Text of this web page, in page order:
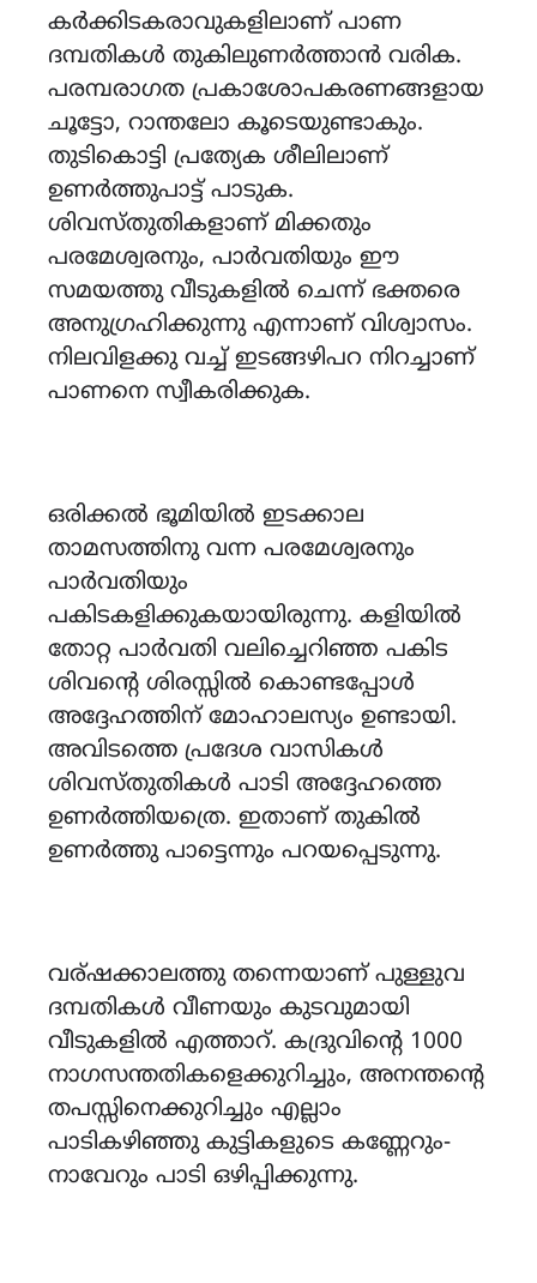
കർക്കിടകരാവുകളിലാണ് പാണ
ദമ്പതികൾ തുകിലുണർത്താൻ വരിക.
പരമ്പരാഗത പ്രകാശോപകരണങ്ങളായ
ചൂട്ടോ, റാന്തലോ കൂടെയുണ്ടാകും.
തുടികൊട്ടി പ്രത്യേക ശീലിലാണ്
ഉണർത്തുപാട്ട് പാടുക.
ശിവസ്തുതികളാണ് മിക്കതും
പരമേശ്വരനും, പാർവതിയും ഈ
സമയത്തു വീടുകളിൽ ചെന്ന് ഭക്തരെ
അനുഗ്രഹിക്കുന്നു എന്നാണ് വിശ്വാസം.
നിലവിളക്കു വച്ച് ഇടങ്ങഴിപറ നിറച്ചാണ്
പാണനെ സ്വീകരിക്കുക.
ഒരിക്കൽ ഭൂമിയിൽ ഇടക്കാല
താമസത്തിനു വന്ന പരമേശ്വരനും
പാർവതിയും
പകിടകളിക്കുകയായിരുന്നു. കളിയിൽ
തോറ്റ പാർവതി വലിച്ചെറിഞ്ഞ പകിട
ശിവന്റെ ശിരസ്സിൽ കൊണ്ടപ്പോൾ
അദ്ദേഹത്തിന് മോഹാലസ്യം ഉണ്ടായി.
അവിടത്തെ പ്രദേശ വാസികൾ
ശിവസ്തുതികൾ പാടി അദ്ദേഹത്തെ
ഉണർത്തിയത്രെ. ഇതാണ് തുകിൽ
ഉണർത്തു പാട്ടെന്നും പറയപ്പെടുന്നു.
വര്ഷക്കാലത്തു തന്നെയാണ് പുള്ളുവ
ദമ്പതികൾ വീണയും കുടവുമായി
വീടുകളിൽ എത്താറ്. കദ്രുവിന്റെ 1000
നാഗസന്തതികളെക്കുറിച്ചും, അനന്തന്റെ
തപസ്സിനെക്കുറിച്ചും എല്ലാം
പാടികഴിഞ്ഞു കുട്ടികളുടെ കണ്ണേറും-
നാവേറും പാടി ഒഴിപ്പിക്കുന്നു.